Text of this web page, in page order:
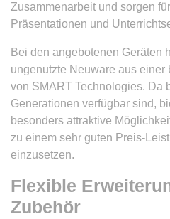
Zusammenarbeit und sorgen
Präsentationen und
Bei den angebotenen Geräten
ungenutzte Neuware aus einer
von SMART Technologies. Da
Generationen verfügbar sind,
besonders attraktive
zu einem sehr guten Preis-
einzusetzen.
Flexible
Zubehör